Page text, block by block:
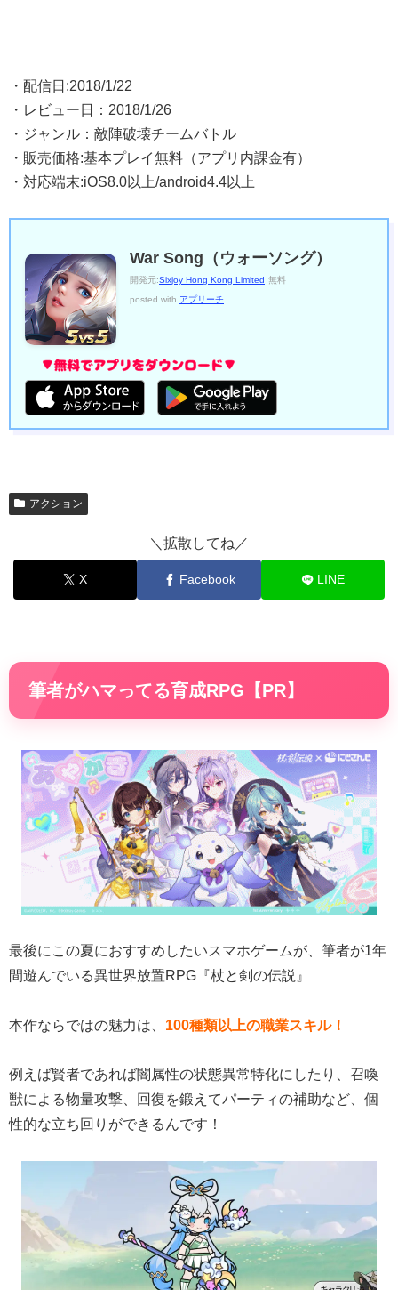
・配信日:2018/1/22
・レビュー日：2018/1/26
・ジャンル：敵陣破壊チームバトル
・販売価格:基本プレイ無料（アプリ内課金有）
・対応端末:iOS8.0以上/android4.4以上
War Song（ウォーソング）
開発元:Sixjoy Hong Kong Limited 無料
posted with アプリーチ
アクション
＼拡散してね／
X Facebook LINE
筆者がハマってる育成RPG【PR】
最後にこの夏におすすめしたいスマホゲームが、筆者が1年
間遊んでいる異世界放置RPG『杖と剣の伝説』
本作ならではの魅力は、 100種類以上の職業スキル！
例えば賢者であれば闇属性の状態異常特化にしたり、召喚
獣による物量攻撃、回復を鍛えてパーティの補助など、個
性的な立ち回りができるんです！